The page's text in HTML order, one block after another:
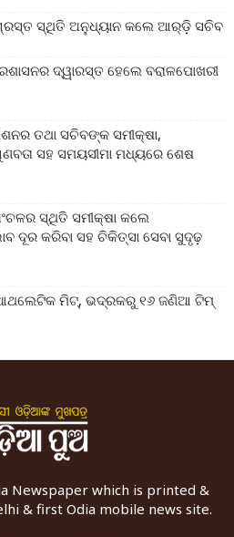
ସ୍ଥିତି ଅନୁଧ୍ୟାନ କଲେ ଆର୍‌ଡ଼ି ସଚିବ
ଦ୍ୱାରସ୍ତ ହେଲେ ବରାଳପୋଖରୀ
ତଥା ସଚିବଙ୍କ ସମୀକ୍ଷା,
ସହ ସମୟସୀମା ମଧ୍ୟରେ ଶେଷ
ସ୍ଥିତି ସମୀକ୍ଷା କଲେ
ଦୂର କରିବା ସହ ଚିକିତ୍ସା ସେବା ସୁଦୃଢ଼
ମିଟ୍‌, ଭଦ୍ରକରୁ ୧୬ ଜଣିଆ ଟିମ୍
Newspaper which is printed &
& first Odia mobile news site.